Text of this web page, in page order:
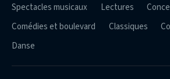
Spectacles musicaux
Lectures
Comédies et boulevard
Classiques
Danse